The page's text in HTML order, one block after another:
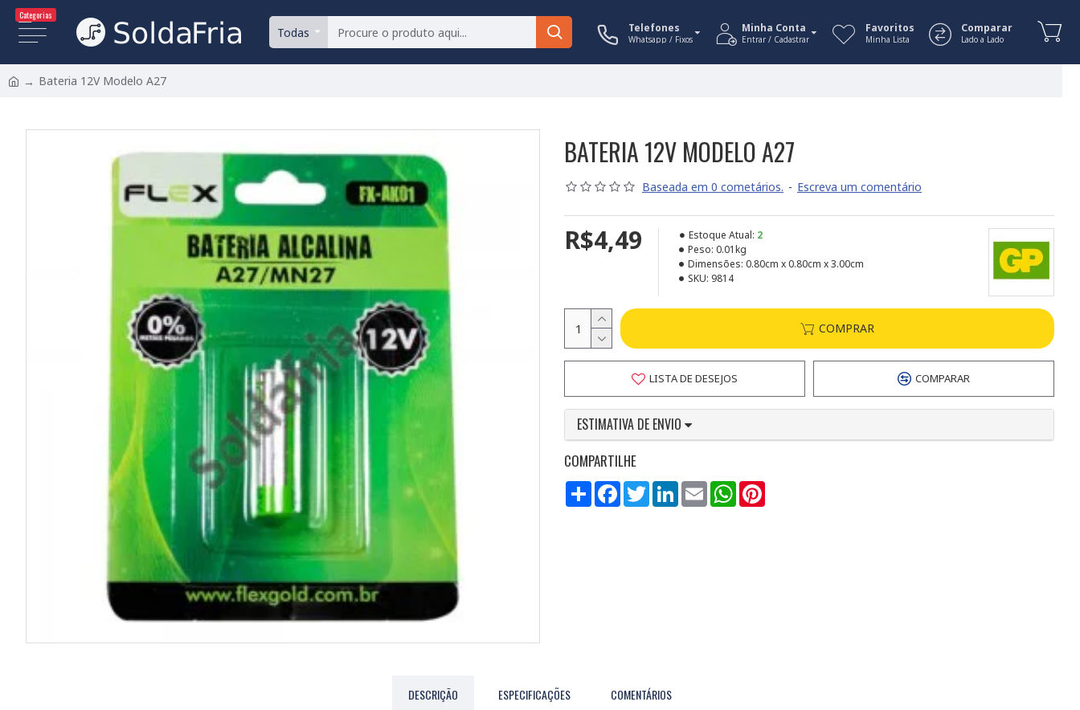
Categorias
Todas Telefones
Whatsapp / Fixos
Minha Conta
Entrar / Cadastrar
Favoritos
Minha Lista
Comparar
Lado a Lado
Bateria 12V Modelo A27
BATERIA 12V MODELO A27
Baseada em 0 cometários. - Escreva um comentário
R$4,49 Estoque Atual: 2
Peso: 0.01kg
Dimensões: 0.80cm x 0.80cm x 3.00cm
SKU: 9814
COMPRAR
LISTA DE DESEJOS COMPARAR
ESTIMATIVA DE ENVIO
COMPARTILHE
Compartilhar
FacebookTwitterLinkedInEmail WhatsApp
DESCRIÇÃO ESPECIFICAÇÕES COMENTÁRIOS